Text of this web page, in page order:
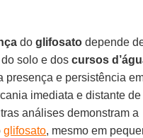
doglifosato depende
solo e doscursos
presença e persistência
imediata e distante
análises demonstram a
glifosato, mesmo em